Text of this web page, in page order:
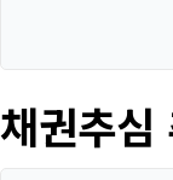
채권추심